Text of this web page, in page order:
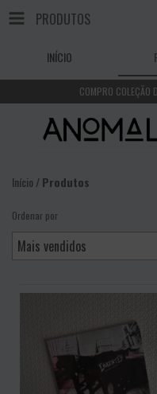
PRODUTOS
INÍCIO
COMPRO
Início /Produtos
Ordenar por